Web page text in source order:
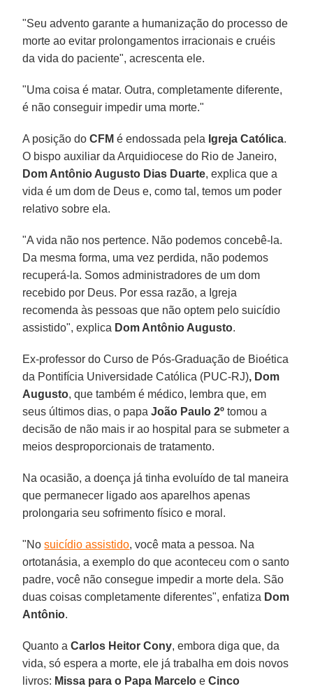
"Seu advento garante a humanização do processo de
morte ao evitar prolongamentos irracionais e cruéis
da vida do paciente", acrescenta ele.
"Uma coisa é matar. Outra, completamente diferente,
é não conseguir impedir uma morte."
A posição doCFM é endossada pela Igreja Católica.
O bispo auxiliar da Arquidiocese do Rio de Janeiro,
Dom Antônio Augusto Dias Duarte, explica que a
vida é um dom de Deus e, como tal, temos um poder
relativo sobre ela.
"A vida não nos pertence. Não podemos concebê-la.
Da mesma forma, uma vez perdida, não podemos
recuperá-la. Somos administradores de um dom
recebido por Deus. Por essa razão, a Igreja
recomenda às pessoas que não optem pelo suicídio
assistido", explica Dom Antônio Augusto.
Ex-professor do Curso de Pós-Graduação de Bioética
da Pontifícia Universidade Católica (PUC-RJ), Dom
Augusto, que também é médico, lembra que, em
seus últimos dias, o papaJoão Paulo 2º tomou a
decisão de não mais ir ao hospital para se submeter a
meios desproporcionais de tratamento.
Na ocasião, a doença já tinha evoluído de tal maneira
que permanecer ligado aos aparelhos apenas
prolongaria seu sofrimento físico e moral.
"Nosuicídio assistido, você mata a pessoa. Na
ortotanásia, a exemplo do que aconteceu com o santo
padre, você não consegue impedir a morte dela. São
duas coisas completamente diferentes", enfatiza Dom
Antônio.
Quanto a Carlos Heitor Cony, embora diga que, da
vida, só espera a morte, ele já trabalha em dois novos
livros: Missa para o Papa Marcelo eCinco